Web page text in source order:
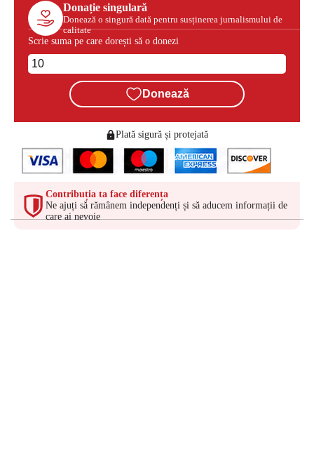
Donație singulară
Donează o singură dată pentru susținerea jurnalismului de
calitate
Scrie suma pe care dorești să o donezi
Donează
Plată sigură și protejată
Contribuția ta face diferența
Ne ajuți să rămânem independenți și să aducem informații de
care ai nevoie